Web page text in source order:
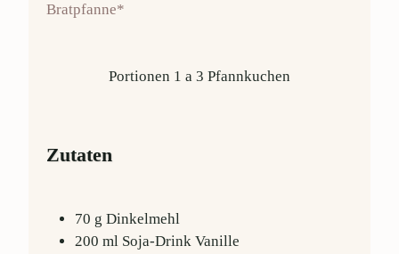
Bratpfanne*
Portionen 1 a 3 Pfannkuchen
Zutaten
70 g Dinkelmehl
200 ml Soja-Drink Vanille